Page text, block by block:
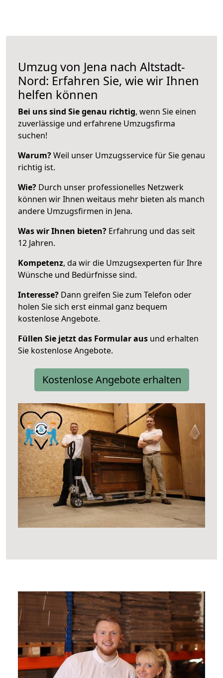
Umzug von Jena nach Altstadt-
Nord: Erfahren Sie, wie wir Ihnen
helfen können
Bei uns sind Sie genau richtig, wenn Sie einen
zuverlässige und erfahrene Umzugsfirma
suchen!
Warum?Weil unser Umzugsservice für Sie genau
richtig ist.
Wie? Durch unser professionelles Netzwerk
können wir Ihnen weitaus mehr bieten als manch
andere Umzugsfirmen in Jena.
Was wir Ihnen bieten? Erfahrung und das seit
12 Jahren.
Kompetenz, da wir die Umzugsexperten für Ihre
Wünsche und Bedürfnisse sind.
Interesse? Dann greifen Sie zum Telefon oder
holen Sie sich erst einmal ganz bequem
kostenlose Angebote.
Füllen Sie jetzt das Formular aus und erhalten
Sie kostenlose Angebote.
Kostenlose Angebote erhalten